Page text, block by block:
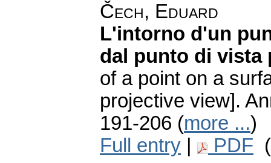
Čech, Eduard
L'intorno d'un
dal punto di vista
of a point on a
projective view].
191-206 (more ...)
Full entry
PDF